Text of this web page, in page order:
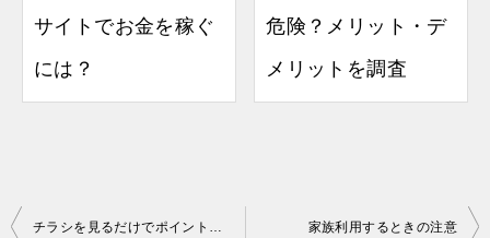
サイトでお金を稼ぐ
には？
危険？メリット・デ
メリットを調査
投
家族利用するときの注意